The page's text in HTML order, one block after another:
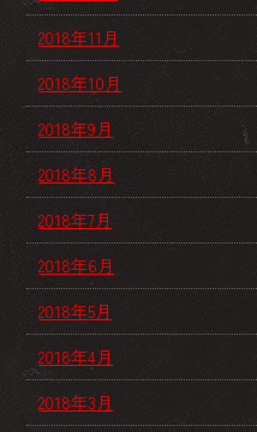
2018年11月
2018年10月
2018年9月
2018年8月
2018年7月
2018年6月
2018年5月
2018年4月
2018年3月